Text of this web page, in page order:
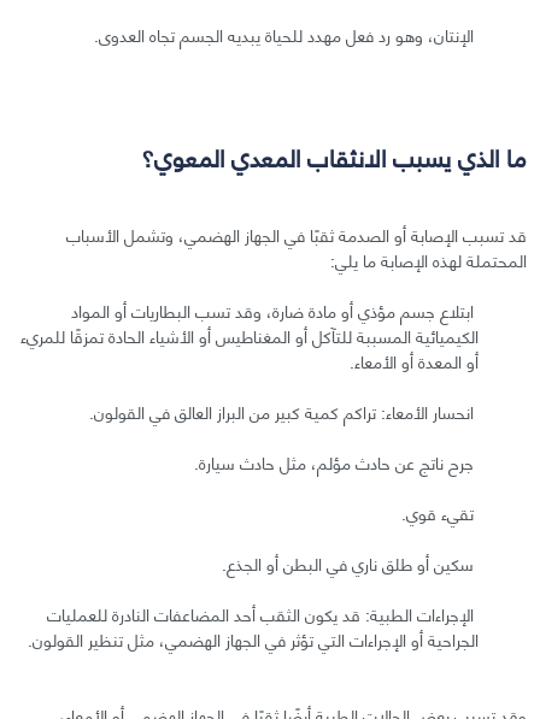
الإنتان، وهو رد فعل مهدد للحياة يبديه الجسم تجاه العدوى.
ما الذي يسبب الانثقاب المعدي المعوي؟
قد تسبب الإصابة أو الصدمة ثقبًا في الجهاز الهضمي، وتشمل الأسباب
المحتملة لهذه الإصابة ما يلي:
ابتلاع جسم مؤذي أو مادة ضارة، وقد تسب البطاريات أو المواد
الكيميائية المسببة للتآكل أو المغناطيس أو الأشياء الحادة تمزقًا للمريء
أو المعدة أو الأمعاء.
انحسار الأمعاء: تراكم كمية كبير من البراز العالق في القولون.
جرح ناتج عن حادث مؤلم، مثل حادث سيارة.
تقيء قوي.
سكين أو طلق ناري في البطن أو الجذع.
الإجراءات الطبية: قد يكون الثقب أحد المضاعفات النادرة للعمليات
الجراحية أو الإجراءات التي تؤثر في الجهاز الهضمي، مثل تنظير القولون.